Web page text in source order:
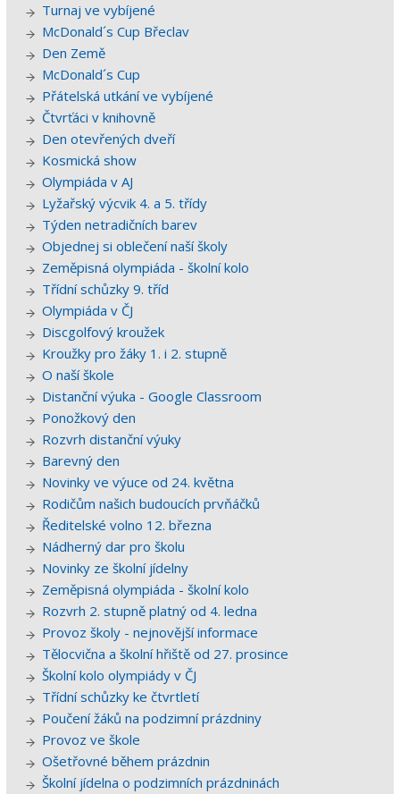
Turnaj ve vybíjené
McDonald´s Cup Břeclav
Den Země
McDonald´s Cup
Přátelská utkání ve vybíjené
Čtvrťáci v knihovně
Den otevřených dveří
Kosmická show
Olympiáda v AJ
Lyžařský výcvik 4. a 5. třídy
Týden netradičních barev
Objednej si oblečení naší školy
Zeměpisná olympiáda - školní kolo
Třídní schůzky 9. tříd
Olympiáda v ČJ
Discgolfový kroužek
Kroužky pro žáky 1. i 2. stupně
O naší škole
Distanční výuka - Google Classroom
Ponožkový den
Rozvrh distanční výuky
Barevný den
Novinky ve výuce od 24. května
Rodičům našich budoucích prvňáčků
Ředitelské volno 12. března
Nádherný dar pro školu
Novinky ze školní jídelny
Zeměpisná olympiáda - školní kolo
Rozvrh 2. stupně platný od 4. ledna
Provoz školy - nejnovější informace
Tělocvična a školní hřiště od 27. prosince
Školní kolo olympiády v ČJ
Třídní schůzky ke čtvrtletí
Poučení žáků na podzimní prázdniny
Provoz ve škole
Ošetřovné během prázdnin
Školní jídelna o podzimních prázdninách